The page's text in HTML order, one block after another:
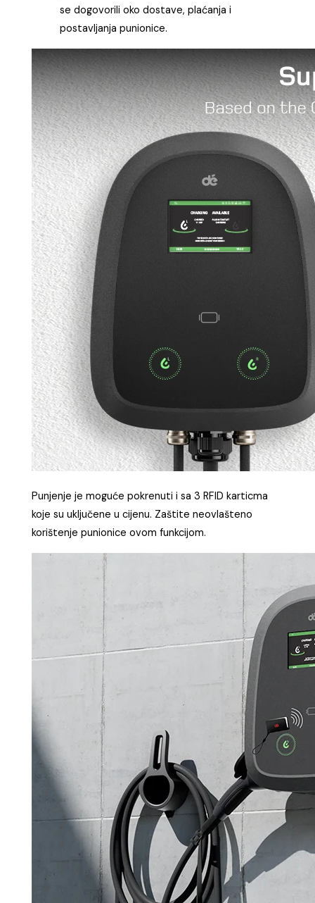
se dogovorili oko dostave, plaćanja i
postavljanja punionice.
Punjenje je moguće pokrenuti i sa 3 RFID karticma
koje su uključene u cijenu. Zaštite neovlašteno
korištenje punionice ovom funkcijom.